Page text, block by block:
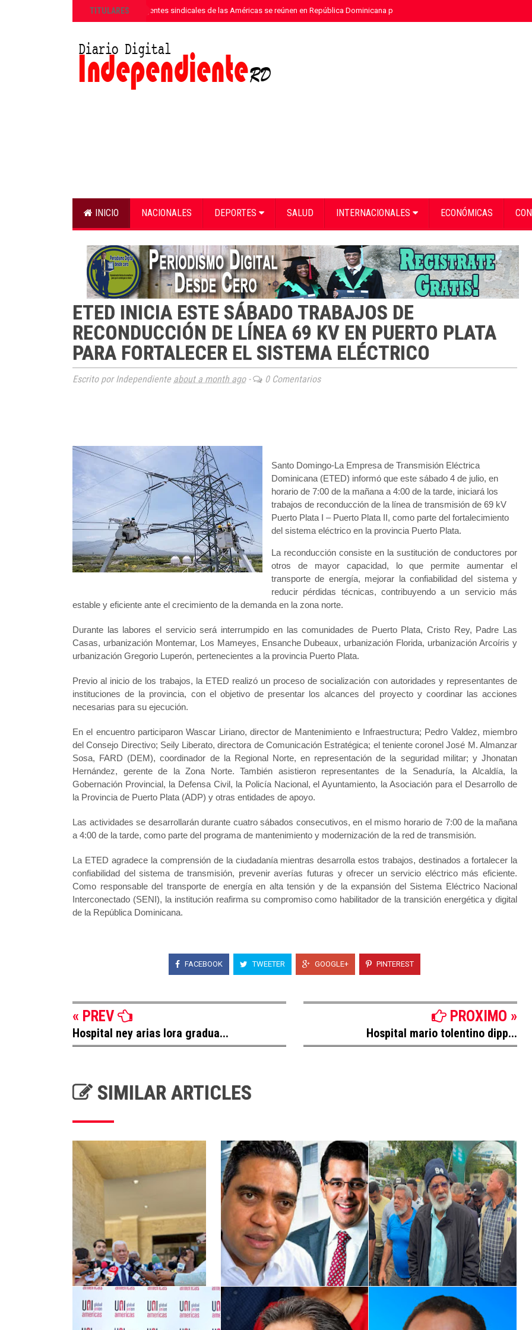
TITULARES
»Más de 180 dirigentes sindicales de las Américas se reúnen en República Dominicana para fortalecer el diálogo social y el
INICIO NACIONALES DEPORTES SALUD INTERNACIONALES ECONÓMICAS
ETED INICIA ESTE SÁBADO TRABAJOS DE
RECONDUCCIÓN DE LÍNEA 69 KV EN PUERTO PLATA
PARA FORTALECER EL SISTEMA ELÉCTRICO
Escrito por Independiente about a month ago- 0 Comentarios
Santo Domingo-La Empresa de Transmisión Eléctrica
Dominicana (ETED) informó que este sábado 4 de julio, en
horario de 7:00 de la mañana a 4:00 de la tarde, iniciará los
trabajos de reconducción de la línea de transmisión de 69 kV
Puerto Plata I – Puerto Plata II, como parte del fortalecimiento
del sistema eléctrico en la provincia Puerto Plata.
La reconducción consiste en la sustitución de conductores por
otros de mayor capacidad, lo que permite aumentar el
transporte de energía, mejorar la confiabilidad del sistema y
reducir pérdidas técnicas, contribuyendo a un servicio más
estable y eficiente ante el crecimiento de la demanda en la zona norte.
Durante las labores el servicio será interrumpido en las comunidades de Puerto Plata, Cristo Rey, Padre Las
Casas, urbanización Montemar, Los Mameyes, Ensanche Dubeaux, urbanización Florida, urbanización Arcoíris y
urbanización Gregorio Luperón, pertenecientes a la provincia Puerto Plata.
Previo al inicio de los trabajos, la ETED realizó un proceso de socialización con autoridades y representantes de
instituciones de la provincia, con el objetivo de presentar los alcances del proyecto y coordinar las acciones
necesarias para su ejecución.
En el encuentro participaron Wascar Liriano, director de Mantenimiento e Infraestructura; Pedro Valdez, miembro
del Consejo Directivo; Seily Liberato, directora de Comunicación Estratégica; el teniente coronel José M. Almanzar
Sosa, FARD (DEM), coordinador de la Regional Norte, en representación de la seguridad militar; y Jhonatan
Hernández, gerente de la Zona Norte. También asistieron representantes de la Senaduría, la Alcaldía, la
Gobernación Provincial, la Defensa Civil, la Policía Nacional, el Ayuntamiento, la Asociación para el Desarrollo de
la Provincia de Puerto Plata (ADP) y otras entidades de apoyo.
Las actividades se desarrollarán durante cuatro sábados consecutivos, en el mismo horario de 7:00 de la mañana
a 4:00 de la tarde, como parte del programa de mantenimiento y modernización de la red de transmisión.
La ETED agradece la comprensión de la ciudadanía mientras desarrolla estos trabajos, destinados a fortalecer la
confiabilidad del sistema de transmisión, prevenir averías futuras y ofrecer un servicio eléctrico más eficiente.
Como responsable del transporte de energía en alta tensión y de la expansión del Sistema Eléctrico Nacional
Interconectado (SENI), la institución reafirma su compromiso como habilitador de la transición energética y digital
de la República Dominicana.
FACEBOOK TWEETER GOOGLE+ PINTEREST
« PREV
Hospital ney arias lora gradua...
PROXIMO »
Hospital mario tolentino dipp...
SIMILAR ARTICLES